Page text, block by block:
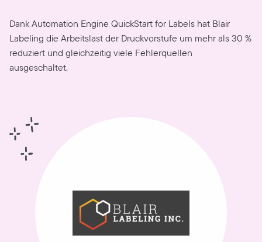
Dank Automation Engine QuickStart for Labels hat Blair
Labeling die Arbeitslast der Druckvorstufe um mehr als 30 %
reduziert und gleichzeitig viele Fehlerquellen
ausgeschaltet.